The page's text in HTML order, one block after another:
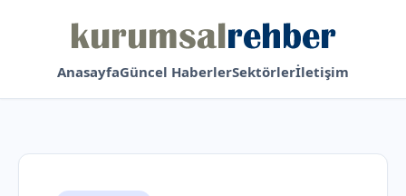
AnasayfaGüncel HaberlerSektörlerİletişim